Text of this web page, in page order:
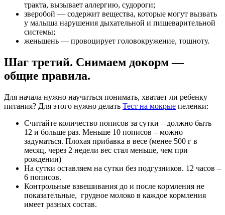
тракта, вызывает аллергию, судороги;
зверобой — содержит вещества, которые могут вызвать
у малыша нарушения дыхательной и пищеварительной
системы;
женьшень — провоцирует головокружение, тошноту.
Шаг третий. Снимаем докорм —
общие правила.
Для начала нужно научиться понимать, хватает ли ребенку
питания? Для этого нужно делать Тест на мокрые пеленки:
Считайте количество пописов за сутки – должно быть
12 и больше раз. Меньше 10 пописов – можно
задуматься. Плохая прибавка в весе (менее 500 г в
месяц, через 2 недели вес стал меньше, чем при
рождении)
На сутки оставляем на сутки без подгузников. 12 часов –
6 пописов.
Контрольные взвешивания до и после кормления не
показательные, грудное молоко в каждое кормления
имеет разных состав.